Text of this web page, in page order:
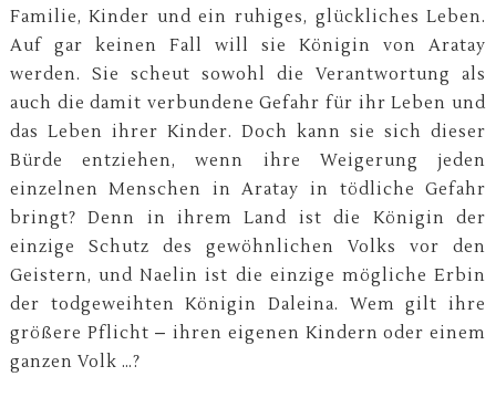
Familie, Kinder und ein ruhiges, glückliches Leben.
Auf gar keinen Fall will sie Königin von Aratay
werden. Sie scheut sowohl die Verantwortung als
auch die damit verbundene Gefahr für ihr Leben und
das Leben ihrer Kinder. Doch kann sie sich dieser
Bürde entziehen, wenn ihre Weigerung jeden
einzelnen Menschen in Aratay in tödliche Gefahr
bringt? Denn in ihrem Land ist die Königin der
einzige Schutz des gewöhnlichen Volks vor den
Geistern, und Naelin ist die einzige mögliche Erbin
der todgeweihten Königin Daleina. Wem gilt ihre
größere Pflicht – ihren eigenen Kindern oder einem
ganzen Volk …?